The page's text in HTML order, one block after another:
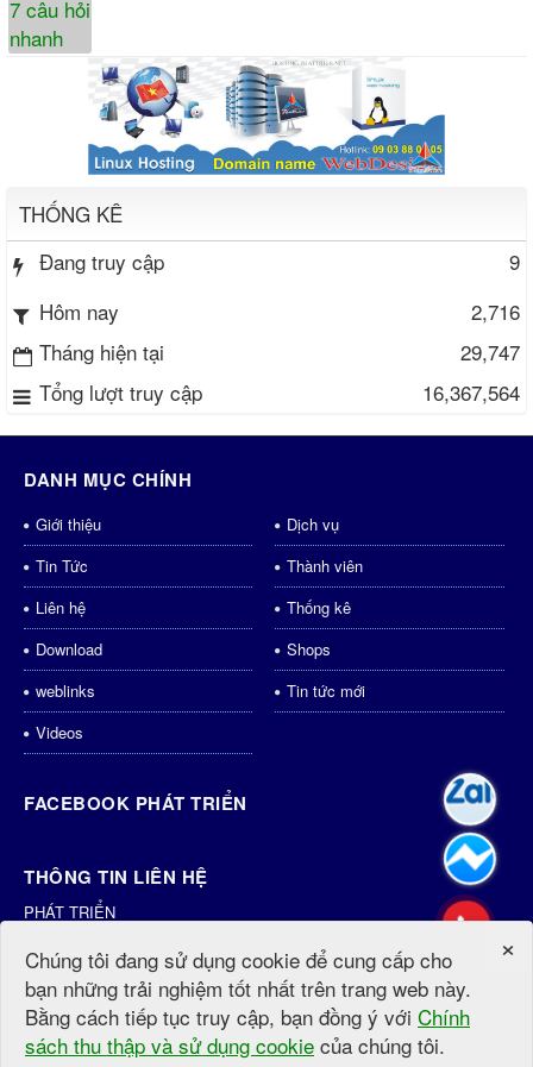
THỐNG KÊ
Đang truy cập
9
Hôm nay
2,716
Tháng hiện tại
29,747
Tổng lượt truy cập
16,367,564
DANH MỤC CHÍNH
Giới thiệu
Dịch vụ
Tin Tức
Thành viên
Liên hệ
Thống kê
Download
Shops
weblinks
Tin tức mới
Videos
FACEBOOK PHÁT TRIỂN
THÔNG TIN LIÊN HỆ
PHÁT TRIỂN
Điện thoại:0931435998
Email:dichvu@phattrien.net
Website: http://phattrien.net http://PhátTriển.vn
×
Chúng tôi đang sử dụng cookie để cung cấp cho
bạn những trải nghiệm tốt nhất trên trang web này.
Bằng cách tiếp tục truy cập, bạn đồng ý với Chính
sách thu thập và sử dụng cookie của chúng tôi.